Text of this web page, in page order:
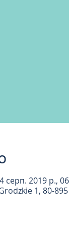
серп. 2019 р.,
1, 80-